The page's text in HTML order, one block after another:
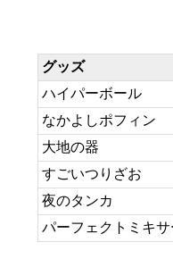
グッズ
ハイパーボール
なかよしポフィン
大地の器
すごいつりざお
夜のタンカ
パーフェクトミキ